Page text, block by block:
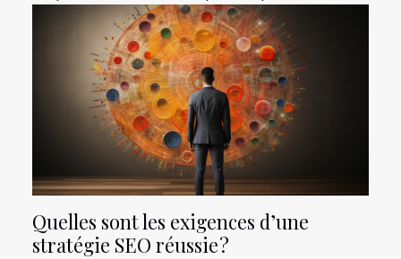
Quelles sont les exigences d’une
stratégie SEO réussie ?